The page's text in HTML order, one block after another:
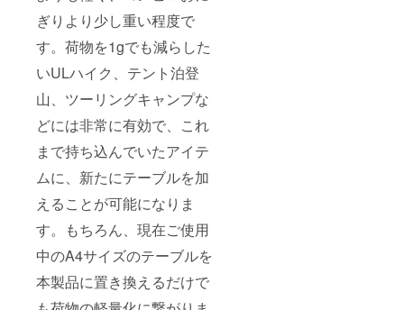
ぎりより少し重い程度で
す。荷物を1gでも減らした
いULハイク、テント泊登
山、ツーリングキャンプな
どには非常に有効で、これ
まで持ち込んでいたアイテ
ムに、新たにテーブルを加
えることが可能になりま
す。もちろん、現在ご使用
中のA4サイズのテーブルを
本製品に置き換えるだけで